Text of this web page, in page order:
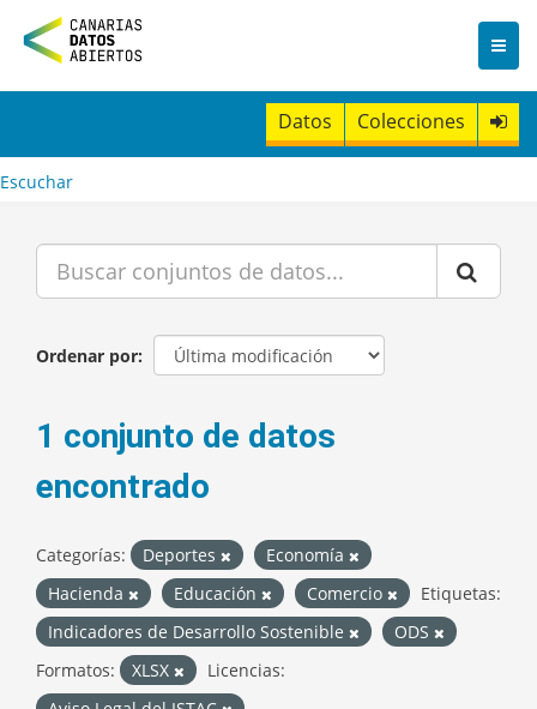
n
t
Datos Colecciones
Escuchar
Ordenar por
1 conjunto de datos
encontrado
Categorías: Deportes
Economía
Hacienda
Educación Comercio
Etiquetas:
Indicadores de Desarrollo Sostenible
ODS
Formatos:
XLSX
Licencias: